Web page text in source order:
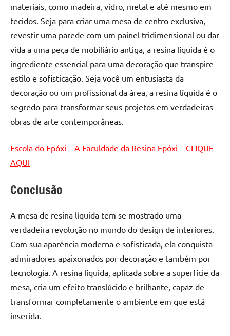
materiais, como madeira, vidro, metal e até mesmo em
tecidos. Seja para criar uma mesa de centro exclusiva,
revestir uma parede com um painel tridimensional ou dar
vida a uma peça de mobiliário antiga, a resina líquida é o
ingrediente essencial para uma decoração que transpire
estilo e sofisticação. Seja você um entusiasta da
decoração ou um profissional da área, a resina líquida é o
segredo para transformar seus projetos em verdadeiras
obras de arte contemporâneas.
Escola do Epóxi – A Faculdade da Resina Epóxi – CLIQUE
AQUI
Conclusão
A mesa de resina líquida tem se mostrado uma
verdadeira revolução no mundo do design de interiores.
Com sua aparência moderna e sofisticada, ela conquista
admiradores apaixonados por decoração e também por
tecnologia. A resina líquida, aplicada sobre a superfície da
mesa, cria um efeito translúcido e brilhante, capaz de
transformar completamente o ambiente em que está
inserida.